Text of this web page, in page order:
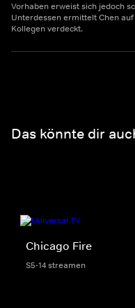
Vorhaben erweist sich jedoch
Unterdessen ermittelt Chen
Kollegen verdeckt.
Das könnte dir
Chicago Fire
S5-14 streamen